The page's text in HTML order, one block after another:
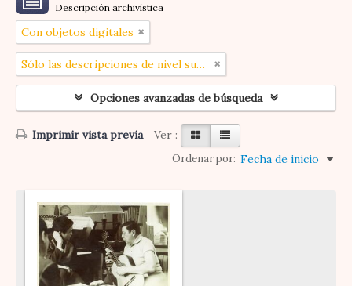
Descripción archivística
Con objetos digitales
Sólo las descripciones de nivel superior
Opciones avanzadas de búsqueda
Imprimir vista previa Ver :
Ordenar por: Fecha de inicio